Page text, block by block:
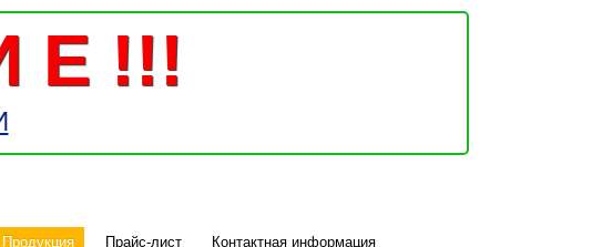
Е !!!
Продукция Прайс-лист Контактная информация